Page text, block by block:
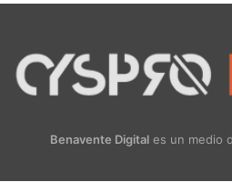
Benavente Digital es un medio